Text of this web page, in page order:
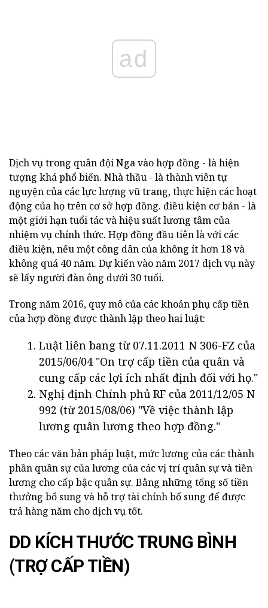
ad
Dịch vụ trong quân đội Nga vào hợp đồng - là hiện
tượng khá phổ biến. Nhà thầu - là thành viên tự
nguyện của các lực lượng vũ trang, thực hiện các hoạt
động của họ trên cơ sở hợp đồng. điều kiện cơ bản - là
một giới hạn tuổi tác và hiệu suất lương tâm của
nhiệm vụ chính thức. Hợp đồng đầu tiên là với các
điều kiện, nếu một công dân của không ít hơn 18 và
không quá 40 năm. Dự kiến vào năm 2017 dịch vụ này
sẽ lấy người đàn ông dưới 30 tuổi.
Trong năm 2016, quy mô của các khoản phụ cấp tiền
của hợp đồng được thành lập theo hai luật:
Luật liên bang từ 07.11.2011 N 306-FZ của
2015/06/04 "On trợ cấp tiền của quân và
cung cấp các lợi ích nhất định đối với họ."
Nghị định Chính phủ RF của 2011/12/05 N
992 (từ 2015/08/06) "Về việc thành lập
lương quân lương theo hợp đồng."
Theo các văn bản pháp luật, mức lương của các thành
phần quân sự của lương của các vị trí quân sự và tiền
lương cho cấp bậc quân sự. Bằng những tổng số tiền
thưởng bổ sung và hỗ trợ tài chính bổ sung để được
trả hàng năm cho dịch vụ tốt.
DD KÍCH THƯỚC TRUNG BÌNH
(TRỢ CẤP TIỀN)